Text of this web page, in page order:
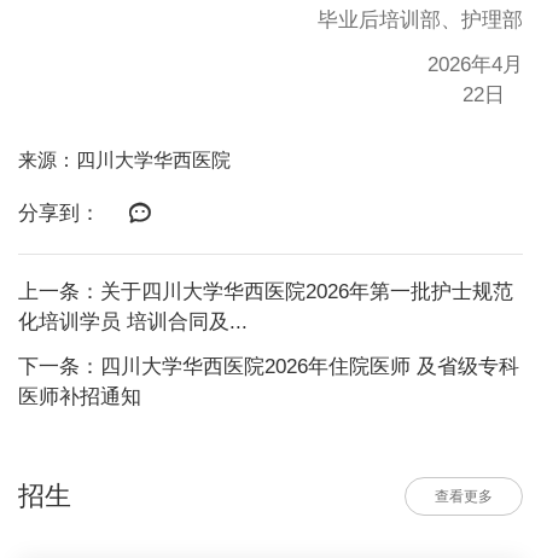
毕业后培训部、护理部
2026年4月
22日
来源：四川大学华西医院
分享到：
上一条：关于四川大学华西医院2026年第一批护士规范
化培训学员 培训合同及...
下一条：四川大学华西医院2026年住院医师 及省级专科
医师补招通知
招生 查看更多